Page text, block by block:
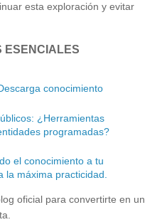
esta exploración y evitar
ESENCIALES
conocimiento
¿Herramientas
programadas?
el conocimiento a tu
la máxima practicidad.
oficial para convertirte en un